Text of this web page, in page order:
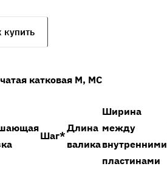
купить
катковая М, МС
Шаг*
Длина
валика
Ширина
между
внутренними
пластинами